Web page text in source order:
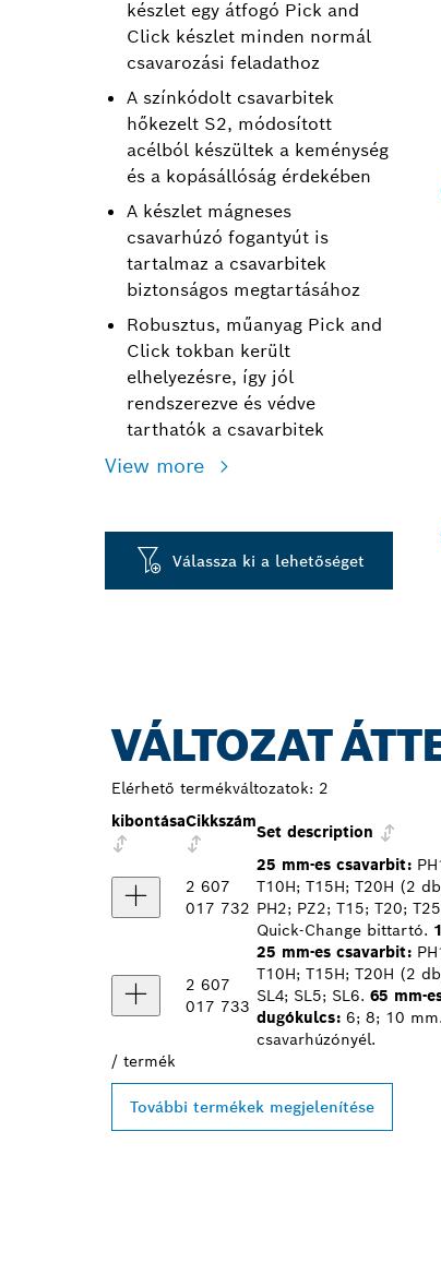
készlet egy átfogó Pick and
Click készlet minden normál
csavarozási feladathoz
A színkódolt csavarbitek
hőkezelt S2, módosított
acélból készültek a keménység
és a kopásállóság érdekében
A készlet mágneses
csavarhúzó fogantyút is
tartalmaz a csavarbitek
biztonságos megtartásához
Robusztus, műanyag Pick and
Click tokban került
elhelyezésre, így jól
rendszerezve és védve
tarthatók a csavarbitek
View more
Válassza ki a lehetőséget
VÁLTOZAT
Elérhető termékváltozatok: 2
kibontásaCikkszám
Set description
2 607
017 732
25 mm-es csavarbit:
T10H; T15H; T20H (2
PH2; PZ2; T15; T20;
Quick-Change bittartó.
2 607
017 733
25 mm-es csavarbit:
T10H; T15H; T20H (2
SL4; SL5; SL6. 65 mm-
dugókulcs: 6; 8; 10 mm.
csavarhúzónyél.
/ termék
További termékek megjelenítése